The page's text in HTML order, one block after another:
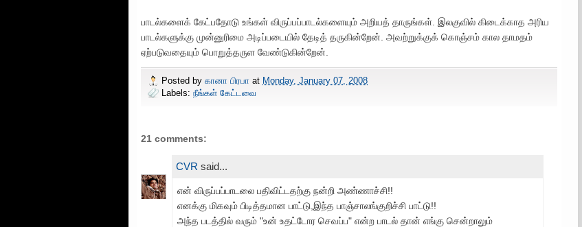
பாடல்களைக் கேட்பதோடு உங்கள் விருப்பப்பாடல்களையும் அறியத் தாருங்கள். இலகுவில் கிடைக்காத அரிய
பாடல்களுக்கு முன்னுரிமை அடிப்படையில் தேடித் தருகின்றேன். அவற்றுக்குக் கொஞ்சம் கால தாமதம்
ஏற்படுவதையும் பொறுத்தருள வேண்டுகின்றேன்.
Posted by கானா பிரபா at Monday, January 07, 2008
Labels: நீங்கள் கேட்டவை
21 comments:
CVR said...
என் விருப்பப்பாடலை பதிவிட்டதற்கு நன்றி அண்ணாச்சி!!
எனக்கு மிகவும் பிடித்தமான பாட்டு,இந்த பாஞ்சாலங்குறிச்சி பாட்டு!!
அந்த படத்தில் வரும் "உன் உதட்டோர செவப்ப" என்ற பாடல் தான் எங்கு சென்றாலும்